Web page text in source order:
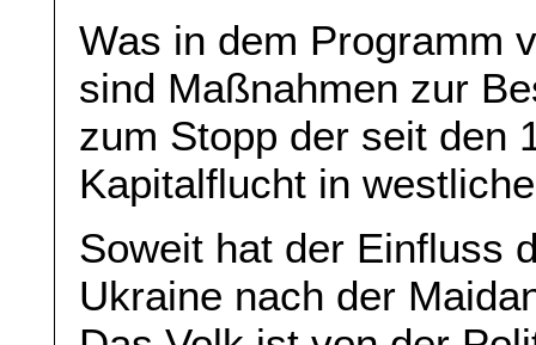
Was in dem Programm
sind Maßnahmen zur
zum Stopp der seit den
Kapitalflucht in
Soweit hat der Einfluss
Ukraine nach der